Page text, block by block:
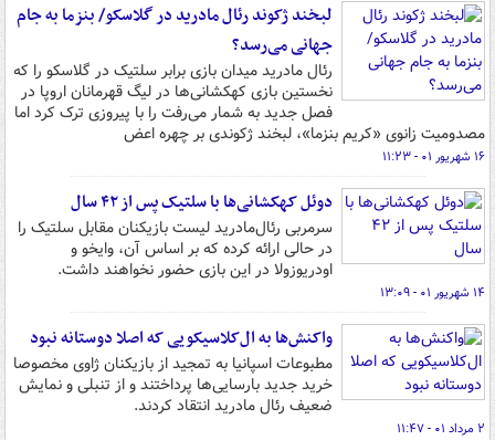
لبخند ژکوند رئال مادرید در گلاسکو/ بنزما به جام
جهانی می‌رسد؟
رئال مادرید میدان بازی برابر سلتیک در گلاسکو را که
نخستین بازی کهکشانی‌ها در لیگ قهرمانان اروپا در
فصل جدید به شمار می‌رفت را با پیروزی ترک کرد اما
مصدومیت زانوی «کریم بنزما»، لبخند ژکوندی بر چهره اعض
۱۶ شهریور ۰۱ - ۱۱:۲۳
دوئل کهکشانی‌ها با سلتیک پس از ۴۲ سال
سرمربی رئال‌مادرید لیست بازیکنان مقابل سلتیک را
در حالی ارائه کرده که بر اساس آن، وایخو و
اودریوزولا در این بازی حضور نخواهند داشت.
۱۴ شهریور ۰۱ - ۱۳:۰۹
واکنش‌ها به ال‌کلاسیکویی که اصلا دوستانه نبود
مطبوعات اسپانیا به تمجید از بازیکنان ژاوی مخصوصا
خرید جدید بارسایی‌ها پرداختند و از تنبلی و نمایش
ضعیف رئال مادرید انتقاد کردند.
۲ مرداد ۰۱ - ۱۱:۴۷